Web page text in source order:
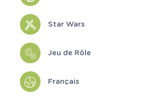
Star Wars
Jeu de Rôle
Français